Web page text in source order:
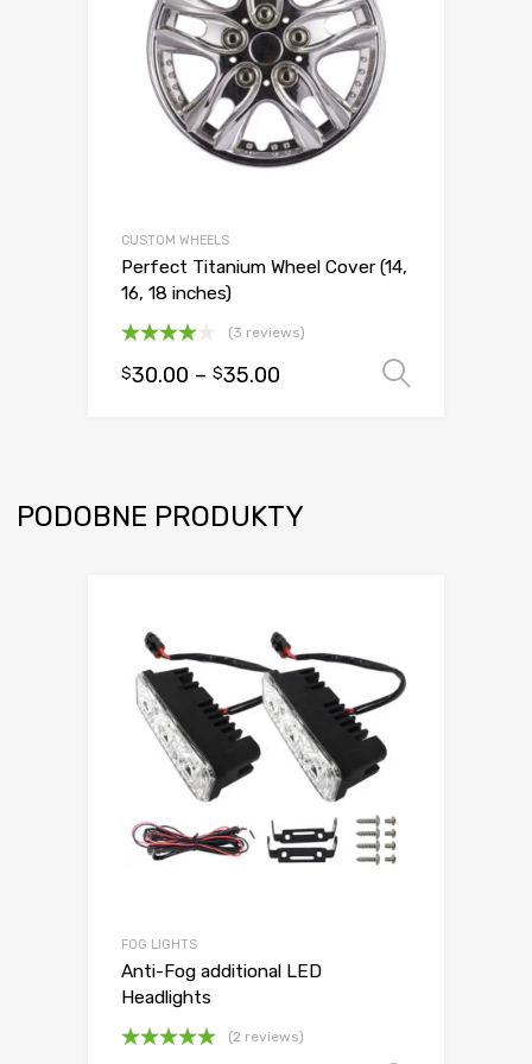
CUSTOM WHEELS
Perfect Titanium Wheel Cover (14,
16, 18 inches)
4.00na
(3 reviews)
$30.00 – $35.00
PODOBNE PRODUKTY
FOG LIGHTS
Anti-Fog additional LED
Headlights
(2 reviews)